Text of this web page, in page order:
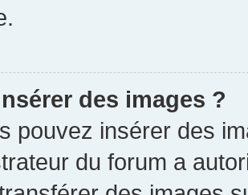
des images ?
pouvez insérer des
du forum a